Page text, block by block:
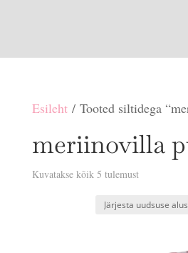
Esileht/ Tooted siltidega
meriinovilla
Kuvatakse kõik 5 tulemustSorditud